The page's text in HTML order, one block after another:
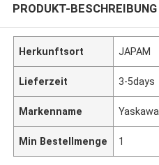
PRODUKT-BESCHREIBUNG
Herkunftsort JAPAM
Lieferzeit 3-5days
Markenname Yaskawa
Min Bestellmenge 1